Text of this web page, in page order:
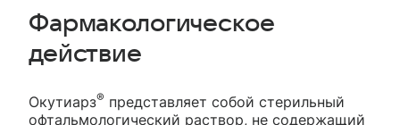
Фармакологическое
действие
Окутиарз® представляет собой стерильный
офтальмологический раствор, не содержащий